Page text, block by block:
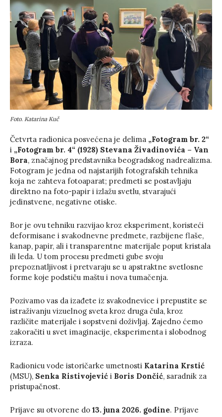
Foto. Katarina Kuč
Četvrta radionica posvećena je delima „Fotogram br. 2“
i „Fotogram br. 4“ (1928) Stevana Živadinovića – Van
Bora, značajnog predstavnika beogradskog nadrealizma.
Fotogram je jedna od najstarijih fotografskih tehnika
koja ne zahteva fotoaparat; predmeti se postavljaju
direktno na foto-papir i izlažu svetlu, stvarajući
jedinstvene, negativne otiske.
Bor je ovu tehniku razvijao kroz eksperiment, koristeći
deformisane i svakodnevne predmete, razbijene flaše,
kanap, papir, ali i transparentne materijale poput kristala
ili leda. U tom procesu predmeti gube svoju
prepoznatljivost i pretvaraju se u apstraktne svetlosne
forme koje podstiču maštu i nova tumačenja.
Pozivamo vas da izađete iz svakodnevice i prepustite se
istraživanju vizuelnog sveta kroz druga čula, kroz
različite materijale i sopstveni doživljaj. Zajedno ćemo
zakoračiti u svet imaginacije, eksperimenta i slobodnog
izraza.
Radionicu vode istoričarke umetnosti Katarina Krstić
(MSU), Senka Ristivojević i Boris Dončić, saradnik za
pristupačnost.
Prijave su otvorene do 13. juna 2026. godine. Prijave